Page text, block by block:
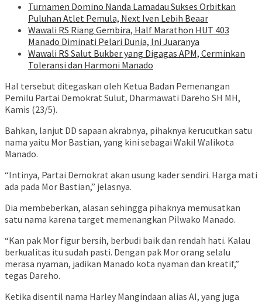
Turnamen Domino Nanda Lamadau Sukses Orbitkan
Puluhan Atlet Pemula, Next Iven Lebih Beaar
Wawali RS Riang Gembira, Half Marathon HUT 403
Manado Diminati Pelari Dunia, Ini Juaranya
Wawali RS Salut Bukber yang Digagas APM, Cerminkan
Toleransi dan Harmoni Manado
Hal tersebut ditegaskan oleh Ketua Badan Pemenangan
Pemilu Partai Demokrat Sulut, Dharmawati Dareho SH MH,
Kamis (23/5).
Bahkan, lanjut DD sapaan akrabnya, pihaknya kerucutkan satu
nama yaitu Mor Bastian, yang kini sebagai Wakil Walikota
Manado.
“Intinya, Partai Demokrat akan usung kader sendiri. Harga mati
ada pada Mor Bastian,” jelasnya.
Dia membeberkan, alasan sehingga pihaknya memusatkan
satu nama karena target memenangkan Pilwako Manado.
“Kan pak Mor figur bersih, berbudi baik dan rendah hati. Kalau
berkualitas itu sudah pasti. Dengan pak Mor orang selalu
merasa nyaman, jadikan Manado kota nyaman dan kreatif,”
tegas Dareho.
Ketika disentil nama Harley Mangindaan alias AI, yang juga